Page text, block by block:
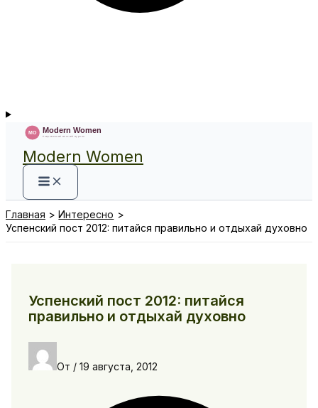
Modern Women
Главная
Интересно
Успенский пост 2012: питайся правильно и отдыхай духовно
Успенский пост 2012: питайся
правильно и отдыхай духовно
От / 19 августа, 2012